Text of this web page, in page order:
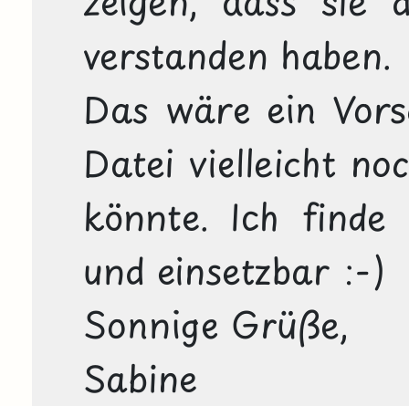
verstanden haben.
Das wäre ein
Datei vielleicht
könnte. Ich
und einsetzbar :-)
Sonnige Grüße,
Sabine